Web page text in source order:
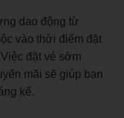
dao động từ
vào thời điểm đặt
đặt vé sớm
mãi sẽ giúp bạn
kể.